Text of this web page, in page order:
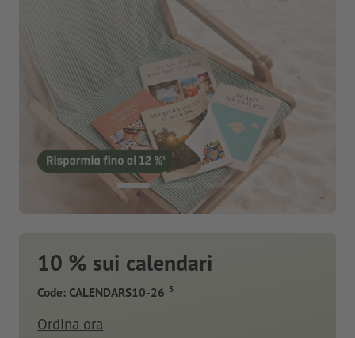
10 % sui calendari
Code: CALENDARS10-26 3
Ordina ora